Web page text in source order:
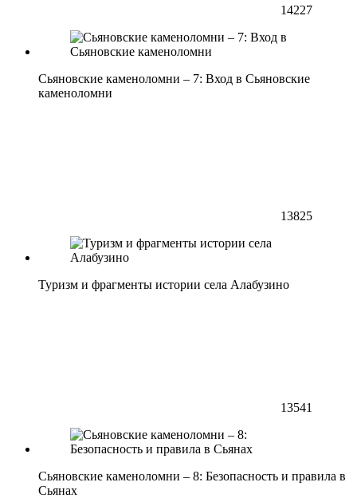
14227
Сьяновские каменоломни – 7: Вход в Сьяновские
каменоломни
13825
Туризм и фрагменты истории села Алабузино
13541
Сьяновские каменоломни – 8: Безопасность и правила в
Сьянах